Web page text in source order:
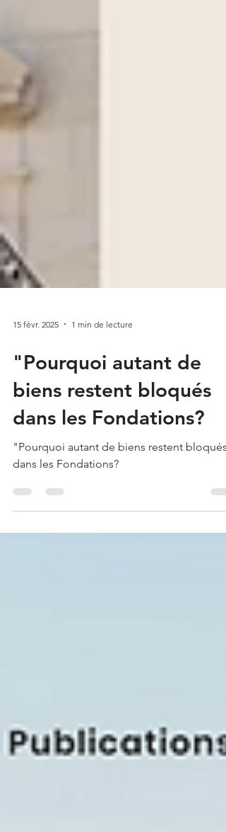
"Pourquoi autant de
biens restent bloqués
dans les Fondations?
"Pourquoi autant de biens restent bloqués
dans les Fondations?